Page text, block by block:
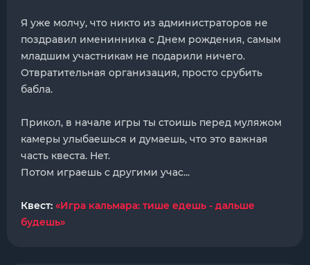
Я уже молчу, что никто из администраторов не
поздравил именинника с Днем рождения, самым
младшим участникам не подарили ничего.
Отвратительная организация, просто срубить
бабла.
Прикол, в начале игры ты стоишь перед муляжом
камеры улыбаешься и думаешь, что это важная
часть квеста. Нет.
Потом играешь с другими учас...
Квест: «Игра кальмара: тише едешь - дальше
будешь»